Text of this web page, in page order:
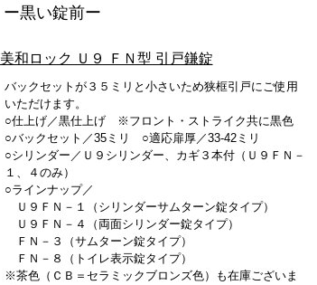
ー黒い錠前ー
美和ロック Ｕ９ ＦＮ型 引戸鎌錠
バックセットが３５ミリと小さいため狭框引戸にご使用
いただけます。
○仕上げ／黒仕上げ ※フロント・ストライク共に黒色
○バックセット／35ミリ ○適応扉厚／33-42ミリ
○シリンダー／Ｕ９シリンダー、カギ３本付（Ｕ９ＦＮ－
１、４のみ）
○ラインナップ／
Ｕ９ＦＮ－１（シリンダーサムターン錠タイプ）
Ｕ９ＦＮ－４（両面シリンダー錠タイプ）
ＦＮ－３（サムターン錠タイプ）
ＦＮ－８（トイレ表示錠タイプ）
※茶色（ＣＢ＝セラミックブロンズ色）も在庫ございま